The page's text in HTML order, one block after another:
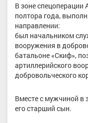
В зоне
полтора года,
направлении:
был начальником
вооружения в
батальоне «Скиф»,
артиллерийского
добровольческого
Вместе с мужчиной в
его старший сын.